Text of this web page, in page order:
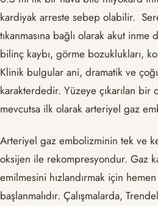
kardiyak arreste sebep olabilir.
tıkanmasına bağlı olarak akut
bilinç kaybı, görme bozuklukları,
Klinik bulgular ani, dramatik ve
karakterdedir. Yüzeye çıkarılan bir
mevcutsa ilk olarak arteriyel gaz
Arteriyel gaz embolizminin tek ve
oksijen ile rekompresyondur. Gaz
emilmesini hızlandırmak için
başlanmalıdır. Çalışmalarda,